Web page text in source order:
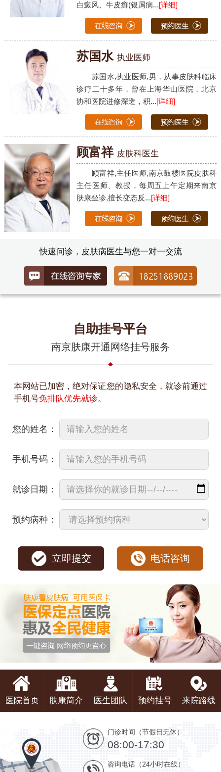
白癜风、牛皮癣(银屑病...[详细]
苏国水 执业医师
苏国水,执业医师,男，从事皮肤科临床
诊疗二十多年，曾在上海华山医院，北京
协和医院进修深造，积...[详细]
顾富祥 皮肤科医生
顾富祥,主任医师,南京鼓楼医院皮肤科
主任医师、教授，每周五上午定期来南京
肤康坐诊,擅长变态反...[详细]
快速问诊，皮肤病医生与您一对一交流
自助挂号平台
南京肤康开通网络挂号服务
本网站已加密，绝对保证您的隐私安全，就诊前通过
手机号免排队优先就诊。
您的姓名：
手机号码：
就诊日期：
预约病种：
立即提交 电话咨询
医院首页 肤康简介 医生团队 预约挂号 来院路线
门诊时间（节假日无休）
08:00-17:30
咨询电话（24小时在线）